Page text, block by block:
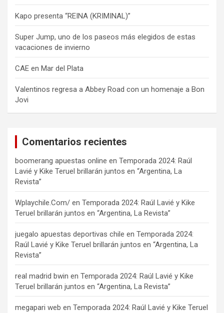
Kapo presenta “REINA (KRIMINAL)”
Super Jump, uno de los paseos más elegidos de estas
vacaciones de invierno
CAE en Mar del Plata
Valentinos regresa a Abbey Road con un homenaje a Bon
Jovi
Comentarios recientes
boomerang apuestas online en Temporada 2024: Raúl
Lavié y Kike Teruel brillarán juntos en “Argentina, La
Revista”
Wplaychile.Com/ en Temporada 2024: Raúl Lavié y Kike
Teruel brillarán juntos en “Argentina, La Revista”
juegalo apuestas deportivas chile en Temporada 2024:
Raúl Lavié y Kike Teruel brillarán juntos en “Argentina, La
Revista”
real madrid bwin en Temporada 2024: Raúl Lavié y Kike
Teruel brillarán juntos en “Argentina, La Revista”
megapari web en Temporada 2024: Raúl Lavié y Kike Teruel